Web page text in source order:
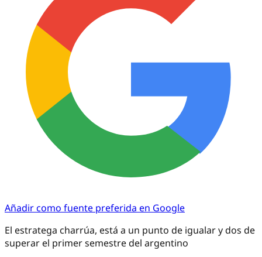
Añadir como fuente preferida en Google
El estratega charrúa, está a un punto de igualar y dos de
superar el primer semestre del argentino